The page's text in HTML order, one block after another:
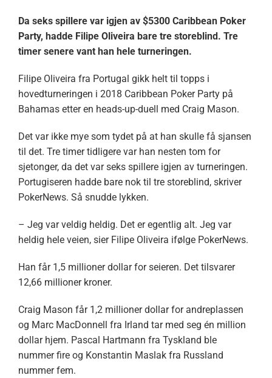
Da seks spillere var igjen av $5300 Caribbean Poker
Party, hadde Filipe Oliveira bare tre storeblind. Tre
timer senere vant han hele turneringen.
Filipe Oliveira fra Portugal gikk helt til topps i
hovedturneringen i 2018 Caribbean Poker Party på
Bahamas etter en heads-up-duell med Craig Mason.
Det var ikke mye som tydet på at han skulle få sjansen
til det. Tre timer tidligere var han nesten tom for
sjetonger, da det var seks spillere igjen av turneringen.
Portugiseren hadde bare nok til tre storeblind, skriver
PokerNews. Så snudde lykken.
– Jeg var veldig heldig. Det er egentlig alt. Jeg var
heldig hele veien, sier Filipe Oliveira ifølge PokerNews.
Han får 1,5 millioner dollar for seieren. Det tilsvarer
12,66 millioner kroner.
Craig Mason får 1,2 millioner dollar for andreplassen
og Marc MacDonnell fra Irland tar med seg én million
dollar hjem. Pascal Hartmann fra Tyskland ble
nummer fire og Konstantin Maslak fra Russland
nummer fem.